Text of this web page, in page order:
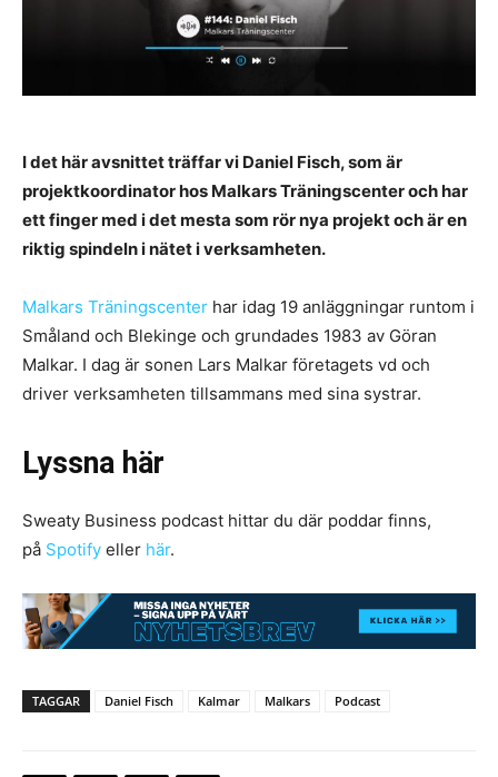
I det här avsnittet träffar vi Daniel Fisch, som är
projektkoordinator hos Malkars Träningscenter och har
ett finger med i det mesta som rör nya projekt och är en
riktig spindeln i nätet i verksamheten.
Malkars Träningscenter har idag 19 anläggningar runtom i
Småland och Blekinge och grundades 1983 av Göran
Malkar. I dag är sonen Lars Malkar företagets vd och
driver verksamheten tillsammans med sina systrar.
Lyssna här
Sweaty Business podcast hittar du där poddar finns,
på Spotify eller här.
TAGGAR Daniel Fisch Kalmar Malkars Podcast